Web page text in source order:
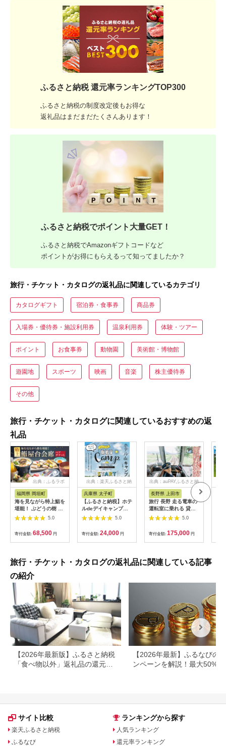
ふるさと納税 還元率ランキングTOP300
ふるさと納税の制度改定後もお得な
返礼品はまだまだたくさんあります！
ふるさと納税でポイント大量GET！
ふるさと納税でAmazonギフトコードなど
ポイントがお得にもらえるって知ってましたか？
旅行・チケット・カタログの返礼品に関連しているカテゴリ
カタログギフト 宿泊券・食事券 商品券
入場券・優待券・施設利用券 温泉利用券 体験・ツアー
ポイント お食事券 動物園 美術館・博物館
遊園地 スポーツ 映画 音楽 株主優待券
その他
旅行・チケット・カタログに関連しているおすすめの返
礼品
出典：ふるラボ
福岡県 岡垣町
海を見ながら特上鮨を
堪能！ ぶどうの樹 鮨
屋台ペア お食事券 海
鮮 海 屋台 食事 ペア
福岡県 岡垣町
5.0
寄付金額: 68,500 円
出典：楽天ふるさと納
税
兵庫県 太子町
【ふるさと納税】ホテ
ルdeデイキャンプ体
験チケット
【1364991】
5.0
寄付金額: 24,000 円
出典：auPAYふるさと納
長野県 上田市
旅行 長野 走る電車の
運転室に乗れる 貸切
列車でお仕事体験 体
験 チケット 電車 鉄道
列車 サービス 子供 子
ども こども 家族 長野
県
5.0
寄付金額: 175,000 円
旅行・チケット・カタログの返礼品に関連している記事
の紹介
【2026年最新版】ふるさと納税
「食べ物以外」返礼品の還元率
【2026年最新】ふるなびの
ンペーンを解説！最大50%還
サイト比較
楽天ふるさと納税
ふるなび
ランキングから探す
人気ランキング
還元率ランキング